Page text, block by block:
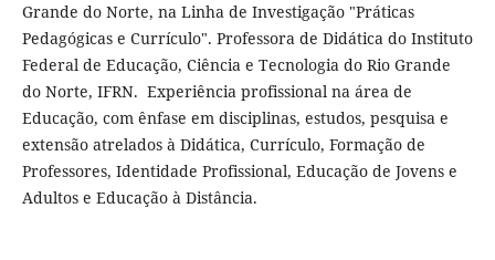
Grande do Norte, na Linha de Investigação "Práticas
Pedagógicas e Currículo". Professora de Didática do Instituto
Federal de Educação, Ciência e Tecnologia do Rio Grande
do Norte, IFRN. Experiência profissional na área de
Educação, com ênfase em disciplinas, estudos, pesquisa e
extensão atrelados à Didática, Currículo, Formação de
Professores, Identidade Profissional, Educação de Jovens e
Adultos e Educação à Distância.